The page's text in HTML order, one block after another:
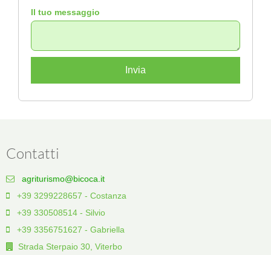
Il tuo messaggio
Contatti
agriturismo@bicoca.it
+39 3299228657 - Costanza
+39 330508514 - Silvio
+39 3356751627 - Gabriella
Strada Sterpaio 30, Viterbo